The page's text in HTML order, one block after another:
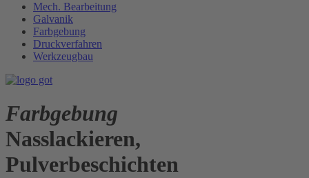
Mech. Bearbeitung
Galvanik
Farbgebung
Druckverfahren
Werkzeugbau
Farbgebung
Nasslackieren,
Pulverbeschichten